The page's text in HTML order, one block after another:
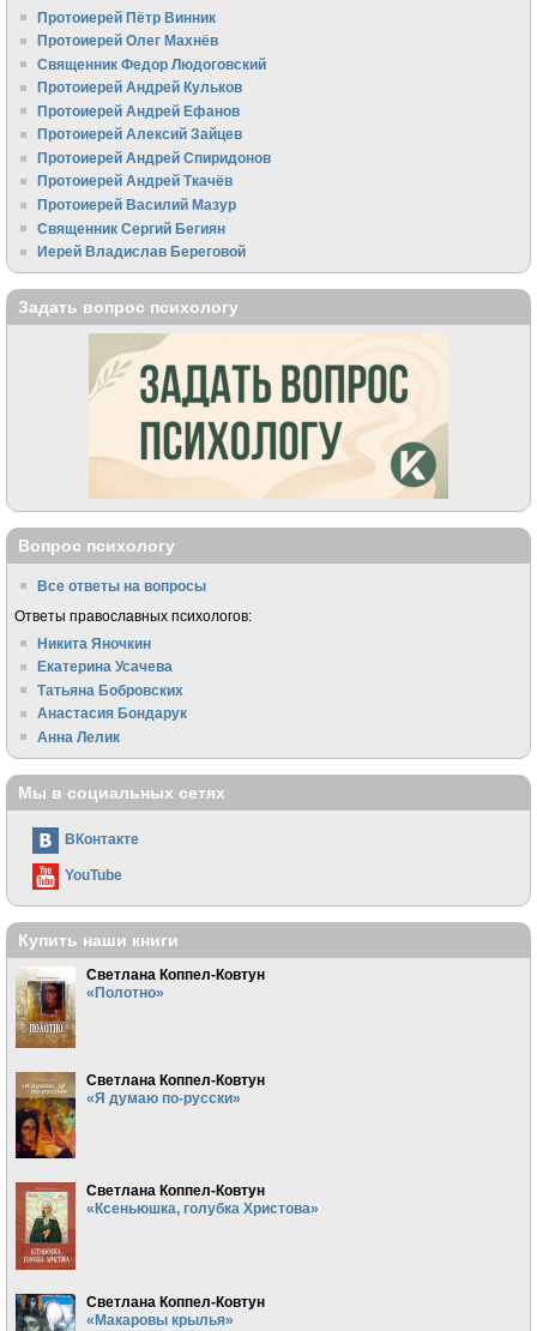
Протоиерей Пётр Винник
Протоиерей Олег Махнёв
Священник Федор Людоговский
Протоиерей Андрей Кульков
Протоиерей Андрей Ефанов
Протоиерей Алексий Зайцев
Протоиерей Андрей Спиридонов
Протоиерей Андрей Ткачёв
Протоиерей Василий Мазур
Священник Сергий Бегиян
Иерей Владислав Береговой
Задать вопрос психологу
Вопрос психологу
Все ответы на вопросы
Ответы православных психологов:
Никита Яночкин
Екатерина Усачева
Татьяна Бобровских
Анастасия Бондарук
Анна Лелик
Мы в социальных сетях
ВКонтакте
YouTube
Купить наши книги
Светлана Коппел-Ковтун
«Полотно»
Светлана Коппел-Ковтун
«Я думаю по-русски»
Светлана Коппел-Ковтун
«Ксеньюшка, голубка Христова»
Светлана Коппел-Ковтун
«Макаровы крылья»